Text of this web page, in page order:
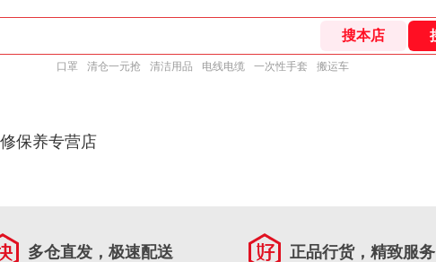
口罩 清仓一元抢 清洁用品 电线电缆 一次性手套 搬运车
保养专营店
多仓直发，极速配送 正品行货，精致服务